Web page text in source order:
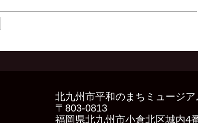
北九州市平和のまちミュージア
〒803-0813
福岡県北九州市小倉北区城内4